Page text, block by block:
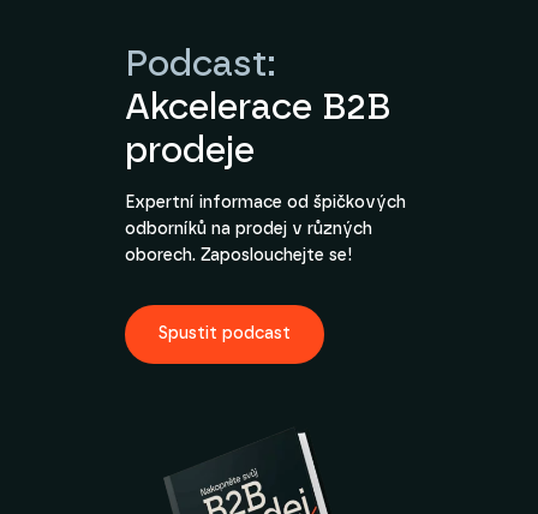
Podcast:
Akcelerace B2B
prodeje
Expertní informace od špičkových
odborníků na prodej v různých
oborech. Zaposlouchejte se!
Spustit podcast